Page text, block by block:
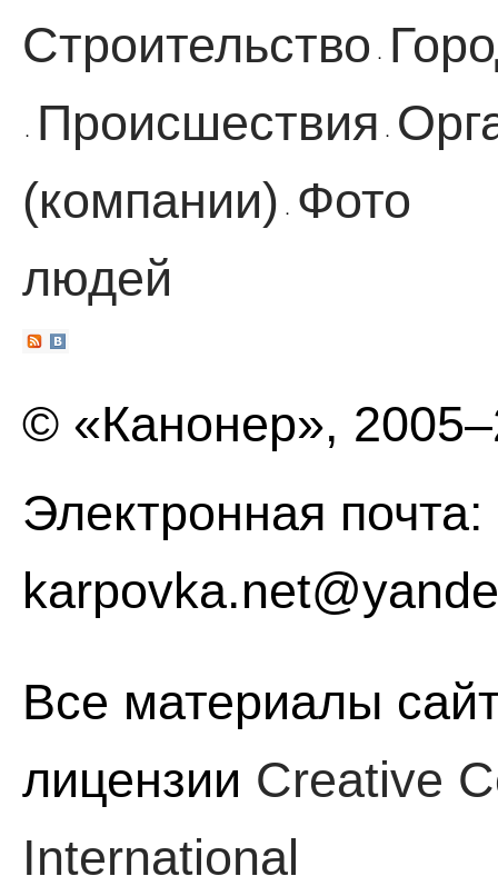
Строительство ·
· Происшествия ·
(компании)
·
Фото
людей
© «Канонер»,
Электронная почта:
Все материалы
лицензии Creative
International